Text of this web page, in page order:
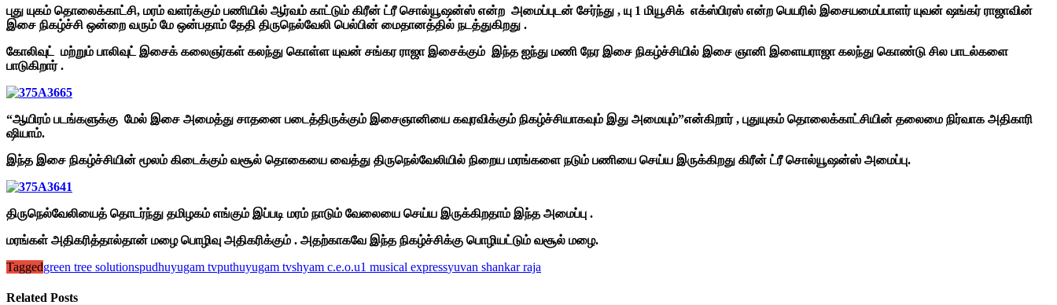
புது யுகம் தொலைக்காட்சி, மரம் வளர்க்கும் பணியில் ஆர்வம் காட்டும் கிரீன் ட்ரீ சொல்யூஷன்ஸ் என்ற அமைப்புடன் சேர்ந்து , யு 1 மியூசிக் எக்ஸ்பிரஸ் என்ற பெயரில் இசையமைப்பாளர் யுவன் ஷங்கர் ராஜாவின்
இசை நிகழ்ச்சி ஒன்றை வரும் மே ஒன்பதாம் தேதி திருநெல்வேலி பெல்பின் மைதானத்தில் நடத்துகிறது .
கோலிவுட் மற்றும் பாலிவுட் இசைக் கலைஞர்கள் கலந்து கொள்ள யுவன் சங்கர ராஜா இசைக்கும் இந்த ஐந்து மணி நேர இசை நிகழ்ச்சியில் இசை ஞானி இளையராஜா கலந்து கொண்டு சில பாடல்களை
பாடுகிறார் .
“ஆயிரம் படங்களுக்கு மேல் இசை அமைத்து சாதனை படைத்திருக்கும் இசைஞானியை கவுரவிக்கும் நிகழ்ச்சியாகவும் இது அமையும்”என்கிறார் , புதுயுகம் தொலைக்காட்சியின் தலைமை நிர்வாக அதிகாரி
ஷியாம்.
இந்த இசை நிகழ்ச்சியின் மூலம் கிடைக்கும் வசூல் தொகையை வைத்து திருநெல்வேலியில் நிறைய மரங்களை நடும் பணியை செய்ய இருக்கிறது கிரீன் ட்ரீ சொல்யூஷன்ஸ் அமைப்பு.
திருநெல்வேலியைத் தொடர்ந்து தமிழகம் எங்கும் இப்படி மரம் நாடும் வேலையை செய்ய இருக்கிறதாம் இந்த அமைப்பு .
மரங்கள் அதிகரித்தால்தான் மழை பொழிவு அதிகரிக்கும் . அதற்காகவே இந்த நிகழ்ச்சிக்கு பொழியட்டும் வசூல் மழை.
Taggedgreen tree solutionspudhuyugam tvputhuyugam tvshyam c.e.o.u1 musical expressyuvan shankar raja
Related Posts